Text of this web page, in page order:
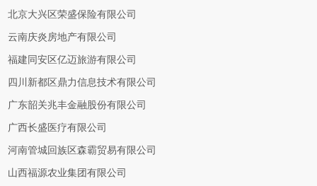
北京大兴区荣盛保险有限公司
云南庆炎房地产有限公司
福建同安区亿迈旅游有限公司
四川新都区鼎力信息技术有限公司
广东韶关兆丰金融股份有限公司
广西长盛医疗有限公司
河南管城回族区森霸贸易有限公司
山西福源农业集团有限公司